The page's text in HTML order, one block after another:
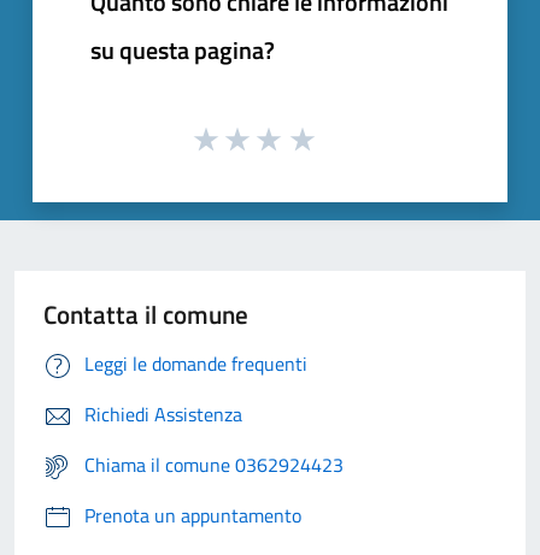
su questa pagina?
Contatta il comune
Leggi le domande frequenti
Richiedi Assistenza
Chiama il comune 0362924423
Prenota un appuntamento